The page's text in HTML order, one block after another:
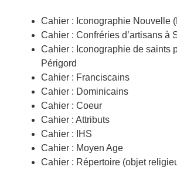
Cahier : Iconographie Nouvelle
Cahier : Confréries d’artisans à
Cahier : Iconographie de saints
Périgord
Cahier : Franciscains
Cahier : Dominicains
Cahier : Coeur
Cahier : Attributs
Cahier : IHS
Cahier : Moyen Age
Cahier : Répertoire (objet